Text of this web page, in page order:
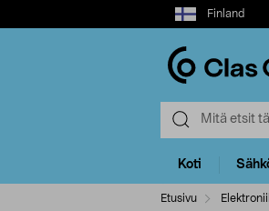
Select
market
Finland
Koti
Etusivu